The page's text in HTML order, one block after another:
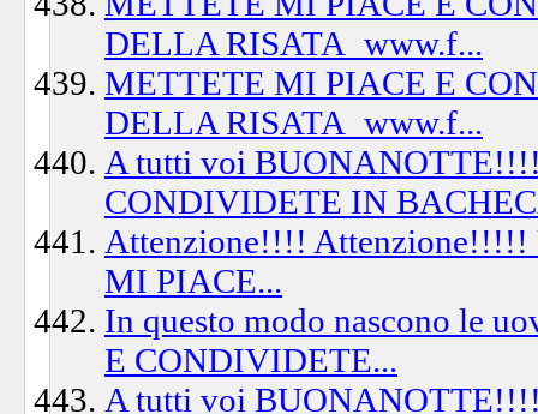
DELLA RISATA_www.f...
METTETE MI PIACE E
DELLA RISATA_www.f...
A tutti voi
CONDIVIDETE IN
Attenzione!!!!
MI PIACE...
In questo modo nascono le
E CONDIVIDETE...
A tutti voi